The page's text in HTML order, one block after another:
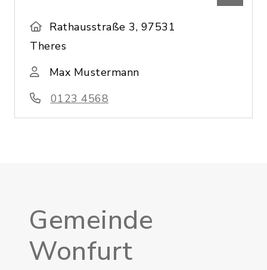
Rathausstraße 3, 97531
Theres
Max Mustermann
0123 4568
Gemeinde
Wonfurt